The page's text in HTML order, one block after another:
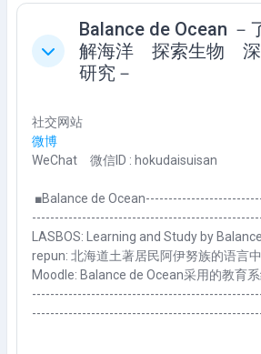
Garis besar topik
Ciutkan
Balance de Ocean －
解海洋 探索生物 深
研究－
社交网站
微博
WeChat 微信ID : hokudaisuisan
■Balance de
LASBOS: Learning and Study by
repun: 北海道土著居民阿伊努族的语言中
Moodle: Balance de Ocean采用的教育系